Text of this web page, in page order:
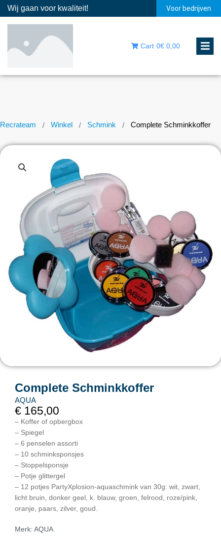
Wij gaan voor kwaliteit! Voor bedrijven
Cart 0€ 0,00
Recrateam / Winkel / Schmink / Complete Schminkkoffer
Complete Schminkkoffer
AQUA
€ 165,00
– Koffer of opbergbox
– Spiegel
– 6 penselen assorti
– 10 schminksponsjes
– Stoppelsponsje
– Potje glittergel
– 12 potjes PartyXplosion-aquaschmink van 30g: wit, zwart,
licht bruin, donker geel, k. blauw, groen, felrood, roze/pink,
oranje, paars, zilver, goud.
Merk: AQUA